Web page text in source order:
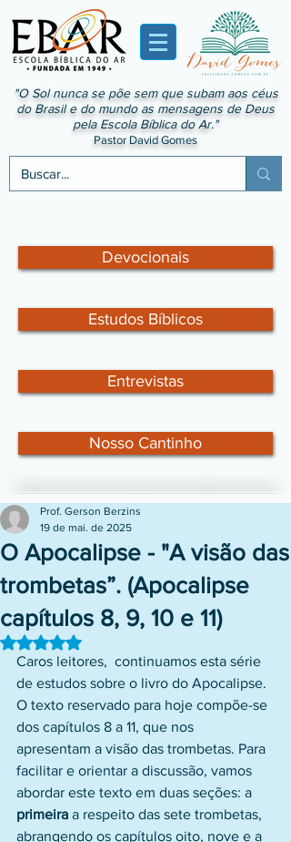
"O Sol nunca se põe sem que subam aos céus
do Brasil e do mundo as mensagens de Deus
pela Escola Bíblica do Ar."
Pastor David Gomes
Devocionais
Estudos Bíblicos
Entrevistas
Nosso Cantinho
O Apocalipse - "A visão das
trombetas”. (Apocalipse
capítulos 8, 9, 10 e 11)
Prof. Gerson Berzins
19 de mai. de 2025
Avaliado com NaN de 5 estrelas.
Caros leitores,  continuamos esta série
de estudos sobre o livro do Apocalipse.
O texto reservado para hoje compõe-se
dos capítulos 8 a 11, que nos
apresentam a visão das trombetas. Para
facilitar e orientar a discussão, vamos
abordar este texto em duas seções: a
primeira a respeito das sete trombetas,
abrangendo os capítulos oito, nove e a